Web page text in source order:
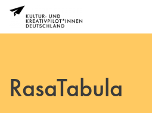
RasaTabula